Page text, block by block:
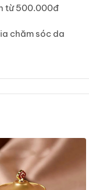
từ 500.000đ
chăm sóc da